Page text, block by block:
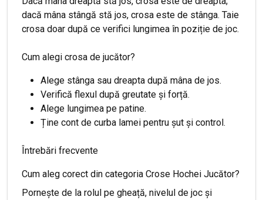
dacă mâna stângă stă jos, crosa este de stânga. Taie
crosa doar după ce verifici lungimea în poziție de joc.
Cum alegi crosa de jucător?
Alege stânga sau dreapta după mâna de jos.
Verifică flexul după greutate și forță.
Alege lungimea pe patine.
Ține cont de curba lamei pentru șut și control.
Întrebări frecvente
Cum aleg corect din categoria Crose Hochei Jucător?
Pornește de la rolul pe gheață, nivelul de joc și